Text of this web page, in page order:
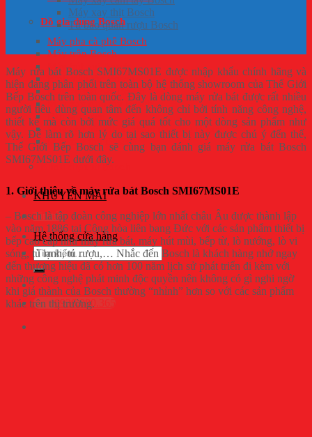
Đồ gia dụng Bosch
Máy pha cà phê Bosch
Máy trộn Bosch
Máy hút bụi Bosch
Bình siêu tốc Bosch
Máy ép trái cây Bosch
Máy xay cầm tay Bosch
Bàn là Bosch
Máy chế biến thực phẩm đa năng Bosch
Máy xay thịt Bosch
Khóa điện tử Bosch
KHUYẾN MÃI
Tin tức
Hệ thống cửa hàng
Tìm
kiếm:
0936.080.365
Máy xay thịt Bosch
Tủ bảo quản rượu Bosch
Máy rửa bát Bosch SMI67MS01E được nhập khẩu chính hãng và
hiện đang phân phối trên toàn bộ hệ thống showroom của Thế Giới
Bếp Bosch trên toàn quốc. Đây là dòng máy rửa bát được rất nhiều
người tiêu dùng quan tâm đến không chỉ bởi tính năng công nghệ,
thiết kế mà còn bởi mức giá quá tốt cho một dòng sản phẩm như
vậy. Để làm rõ hơn lý do tại sao thiết bị này được chú ý đến thế,
Thế Giới Bếp Bosch sẽ cùng bạn đánh giá máy rửa bát Bosch
SMI67MS01E dưới đây.
1. Giới thiệu về máy rửa bát Bosch SMI67MS01E
– Bosch là tập đoàn công nghiệp lớn nhất châu Âu được thành lập
vào năm 1886 tại Cộng hòa liên bang Đức với các sản phẩm thiết bị
bếp cao cấp như máy rửa bát, máy hút mùi, bếp từ, lò nướng, lò vi
sóng, tủ lạnh, tủ rượu,… Nhắc đến Bosch là khách hàng nhớ ngay
đến thương hiệu đã có hơn 100 năm lịch sử phát triển đi kèm với
những công nghệ phát minh độc quyền nên không có gì nghi ngờ
khi giá thành của Bosch thường “nhỉnh” hơn so với các sản phẩm
khác trên thị trường.